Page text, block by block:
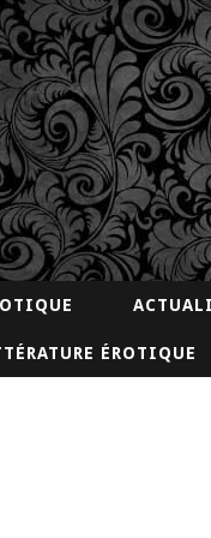
ÉROTIQUE